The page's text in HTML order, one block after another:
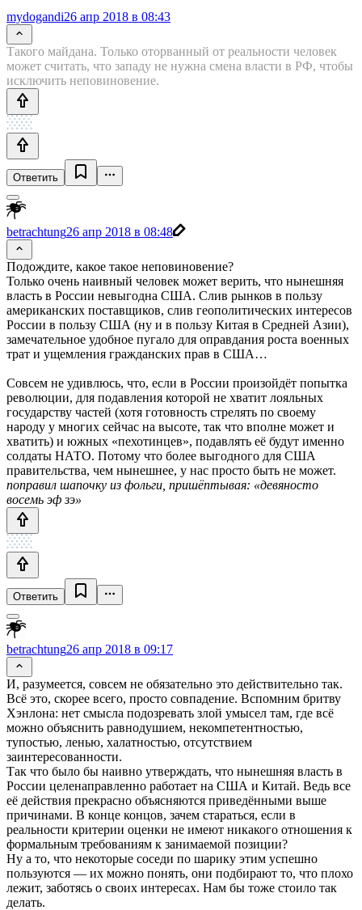
mydogandi26 апр 2018 в 08:43
Такого майдана. Только оторванный от реальности человек
может считать, что западу не нужна смена власти в РФ, чтобы
исключить неповиновение.
Ответить
betrachtung26 апр 2018 в 08:48
Подождите, какое такое неповиновение?
Только очень наивный человек может верить, что нынешняя
власть в России невыгодна США. Слив рынков в пользу
американских поставщиков, слив геополитических интересов
России в пользу США (ну и в пользу Китая в Средней Азии),
замечательное удобное пугало для оправдания роста военных
трат и ущемления гражданских прав в США…
Совсем не удивлюсь, что, если в России произойдёт попытка
революции, для подавления которой не хватит лояльных
государству частей (хотя готовность стрелять по своему
народу у многих сейчас на высоте, так что вполне может и
хватить) и южных «пехотинцев», подавлять её будут именно
солдаты НАТО. Потому что более выгодного для США
правительства, чем нынешнее, у нас просто быть не может.
поправил шапочку из фольги, пришёптывая: «девяносто
восемь эф зэ»
Ответить
betrachtung26 апр 2018 в 09:17
И, разумеется, совсем не обязательно это действительно так.
Всё это, скорее всего, просто совпадение. Вспомним бритву
Хэнлона: нет смысла подозревать злой умысел там, где всё
можно объяснить равнодушием, некомпетентностью,
тупостью, ленью, халатностью, отсутствием
заинтересованности.
Так что было бы наивно утверждать, что нынешняя власть в
России целенаправленно работает на США и Китай. Ведь все
её действия прекрасно объясняются приведёнными выше
причинами. В конце концов, зачем стараться, если в
реальности критерии оценки не имеют никакого отношения к
формальным требованиям к занимаемой позиции?
Ну а то, что некоторые соседи по шарику этим успешно
пользуются — их можно понять, они подбирают то, что плохо
лежит, заботясь о своих интересах. Нам бы тоже стоило так
делать.